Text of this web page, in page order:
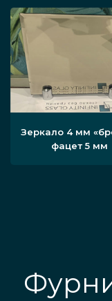
Зеркало 4 мм
фацет 5 мм